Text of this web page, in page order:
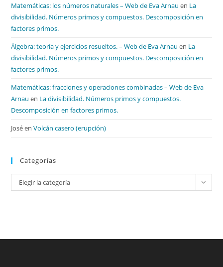
Matemáticas: los números naturales – Web de Eva Arnau en La
divisibilidad. Números primos y compuestos. Descomposición en
factores primos.
Álgebra: teoría y ejercicios resueltos. – Web de Eva Arnau en La
divisibilidad. Números primos y compuestos. Descomposición en
factores primos.
Matemáticas: fracciones y operaciones combinadas – Web de Eva
Arnau en La divisibilidad. Números primos y compuestos.
Descomposición en factores primos.
JoséenVolcán casero (erupción)
Categorías
Categorías
Elegir la categoría